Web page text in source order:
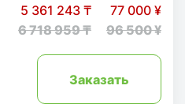
5 361 243 ₸
6 718 959 ₸
77 000 ¥
96 500 ¥
Заказать